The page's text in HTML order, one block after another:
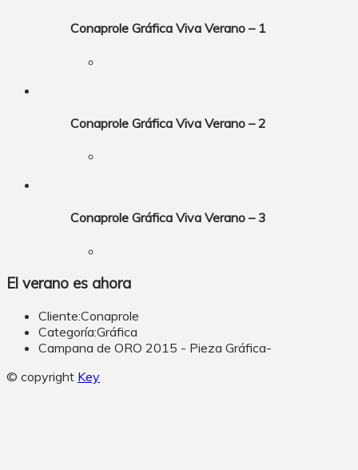
Conaprole Gráfica Viva Verano – 1
Conaprole Gráfica Viva Verano – 2
Conaprole Gráfica Viva Verano – 3
El verano es ahora
Cliente:Conaprole
Categoría:Gráfica
Campana de ORO 2015 - Pieza Gráfica-
© copyright Key